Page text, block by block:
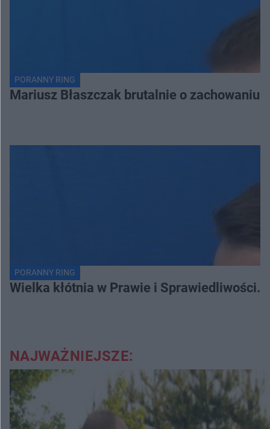
PORANNY RING
Mariusz Błaszczak brutalnie o zachowaniu
PORANNY RING
Wielka kłótnia w Prawie i Sprawiedliwości.
NAJWAŻNIEJSZE: